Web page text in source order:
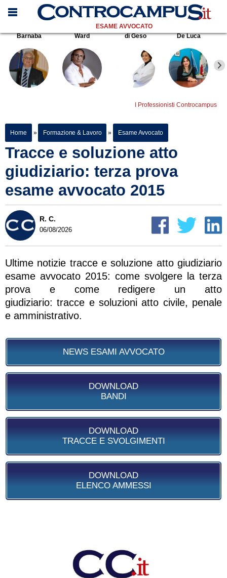
ESAME AVVOCATO
Barnaba
Ward di Geso De Luca
I Professionisti Controcampus
Home » Formazione & Lavoro » Esame Avvocato
Tracce e soluzione atto
giudiziario: terza prova
esame avvocato 2015
R. C.
06/08/2026
Ultime notizie tracce e soluzione atto giudiziario
esame avvocato 2015: come svolgere la terza
prova e come redigere un atto
giudiziario: tracce e soluzioni atto civile, penale
e amministrativo.
NEWS ESAMI AVVOCATO
DOWNLOAD
BANDI
DOWNLOAD
TRACCE E SVOLGIMENTI
DOWNLOAD
ELENCO AMMESSI